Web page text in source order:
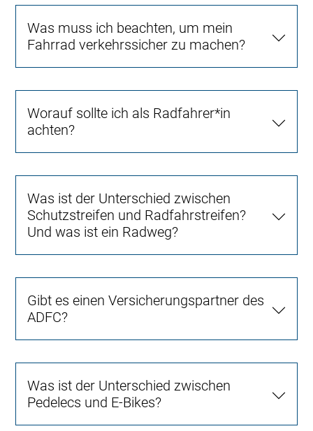
Was muss ich beachten, um mein
Fahrrad verkehrssicher zu machen?
Worauf sollte ich als Radfahrer*in
achten?
Was ist der Unterschied zwischen
Schutzstreifen und Radfahrstreifen?
Und was ist ein Radweg?
Gibt es einen Versicherungspartner des
ADFC?
Was ist der Unterschied zwischen
Pedelecs und E-Bikes?